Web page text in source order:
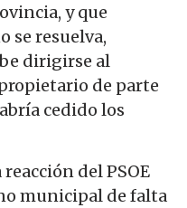
y que
se resuelva,
dirigirse al
de parte
cedido los
del PSOE
municipal de falta